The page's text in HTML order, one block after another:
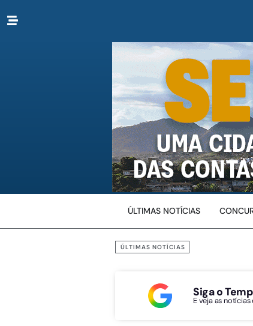
ÚLTIMAS NOTÍCIAS
ÚLTIMAS NOTÍCIAS
Siga o
E veja as